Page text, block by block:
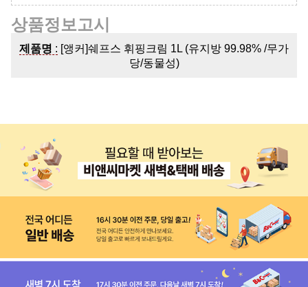
상품정보고시
제품명 : [앵커]쉐프스 휘핑크림 1L (유지방 99.98% /무가
당/동물성)